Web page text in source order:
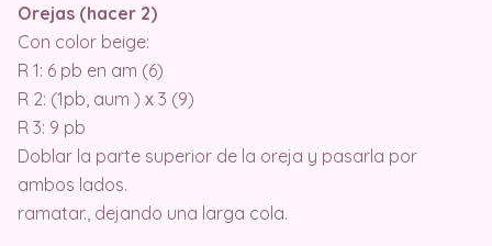
Orejas (hacer 2)
Con color beige:
R 1: 6 pb en am (6)
R 2: (1pb, aum ) х 3 (9)
R 3: 9 pb
Doblar la parte superior de la oreja y pasarla por
ambos lados.
ramatar., dejando una larga cola.